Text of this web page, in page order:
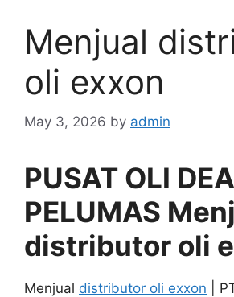
Menjual
oli exxon
May 3, 2026 by admin
PUSAT OLI
PELUMAS
distributor oli
Menjual distributor oli exxon |